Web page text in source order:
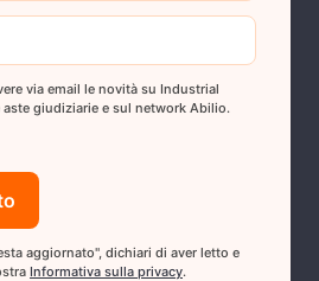
via email le novità su Industrial
giudiziarie e sul network Abilio.
aggiornato", dichiari di aver letto e
Informativa sulla privacy.